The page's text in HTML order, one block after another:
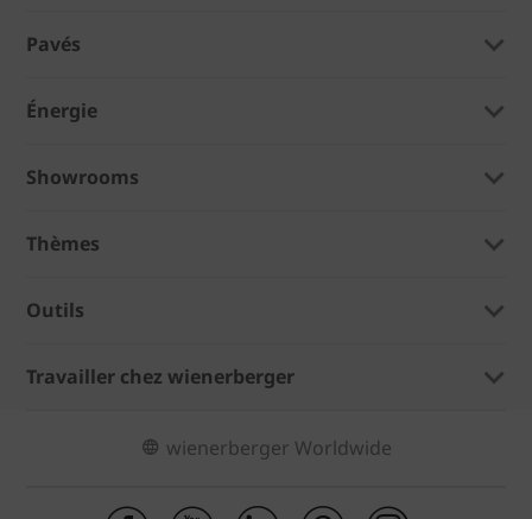
Pavés
Énergie
Showrooms
Thèmes
Outils
Travailler chez wienerberger
wienerberger Worldwide